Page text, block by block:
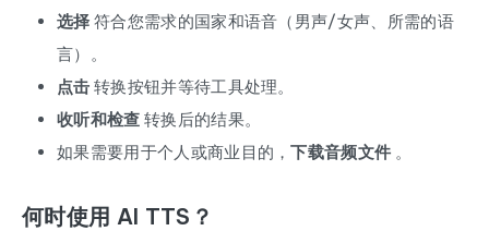
选择 符合您需求的国家和语音（男声/女声、所需的语
言）。
点击 转换按钮并等待工具处理。
收听和检查 转换后的结果。
如果需要用于个人或商业目的，下载音频文件 。
何时使用 AI TTS？